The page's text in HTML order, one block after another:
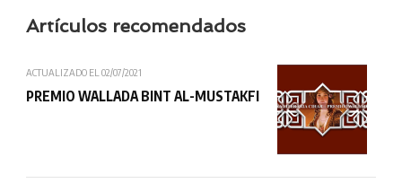
Artículos recomendados
ACTUALIZADO EL 02/07/2021
PREMIO WALLADA BINT AL-MUSTAKFI